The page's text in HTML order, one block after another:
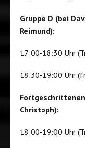
Gruppe D (bei
Reimund):
17:00-18:30 Uhr
18:30-19:00 Uhr
Christoph):
18:00-19:00 Uhr